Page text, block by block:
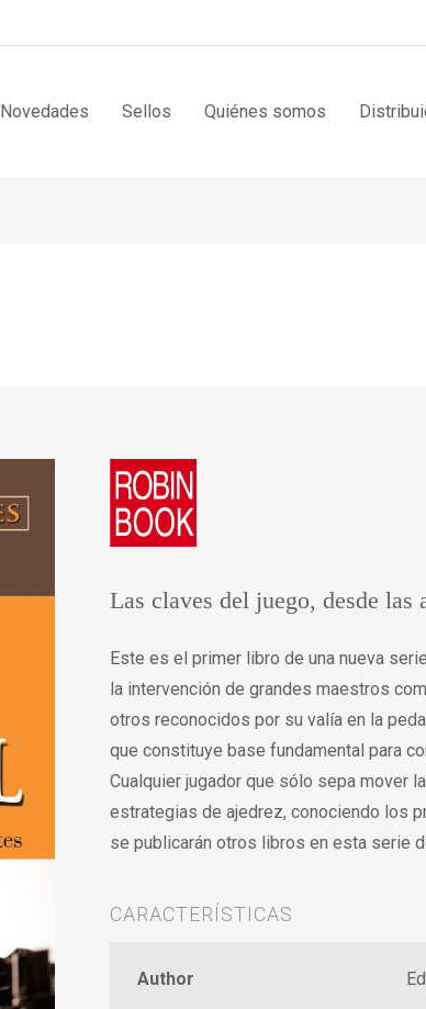
Novedades Sellos Quiénes somos
Las claves del juego, desde las
Este es el primer libro de una nueva
la intervención de grandes maestros
otros reconocidos por su valía en la
que constituye base fundamental para
Cualquier jugador que sólo sepa mover
estrategias de ajedrez, conociendo los
se publicarán otros libros en esta serie
CARACTERÍSTICAS
Author